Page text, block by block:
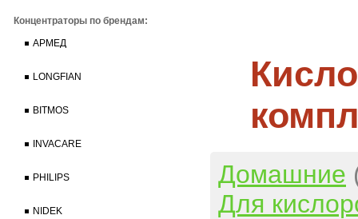
Концентраторы по брендам:
АРМЕД
LONGFIAN
BITMOS
INVACARE
PHILIPS
NIDEK
Домашние
Для